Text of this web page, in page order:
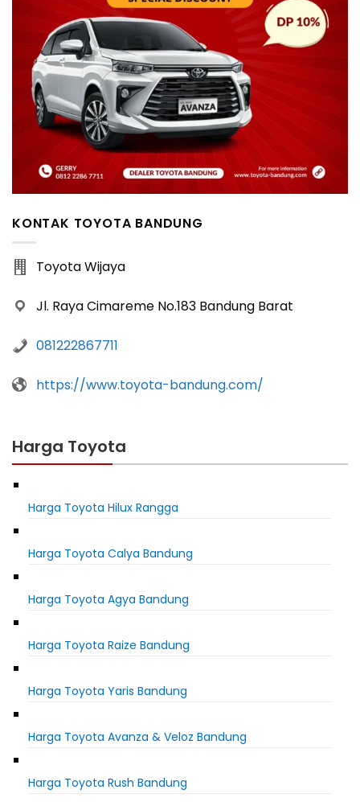
KONTAK TOYOTA BANDUNG
Toyota Wijaya
Jl. Raya Cimareme No.183 Bandung Barat
081222867711
https://www.toyota-bandung.com/
Harga Toyota
Harga Toyota Hilux Rangga
Harga Toyota Calya Bandung
Harga Toyota Agya Bandung
Harga Toyota Raize Bandung
Harga Toyota Yaris Bandung
Harga Toyota Avanza & Veloz Bandung
Harga Toyota Rush Bandung